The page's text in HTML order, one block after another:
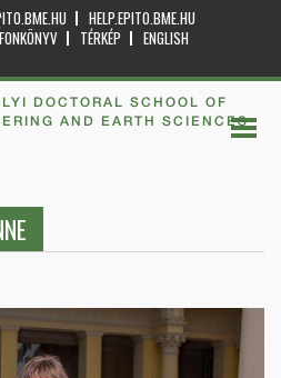
HELP.EPITO.BME.HU
TÉRKÉP
ENGLISH
DOCTORAL SCHOOL OF
AND EARTH SCIENCES